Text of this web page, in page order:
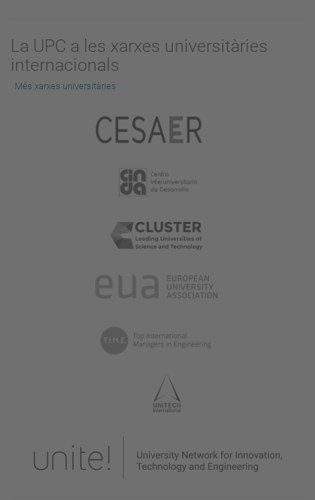
La UPC a les xarxes universitàries
internacionals
Més xarxes universitàries